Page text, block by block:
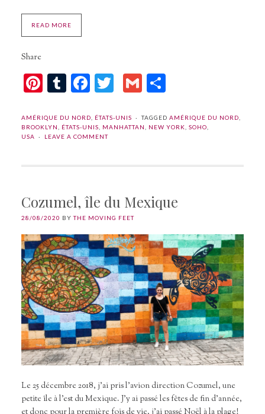
READ MORE
Share
Pinterest
Tumblr
Facebook
Twitter
GmailPartager
AMÉRIQUE DU NORD ÉTATS-UNIS TAGGED AMÉRIQUE DU NORD
BROOKLYN
ÉTATS-UNIS MANHATTAN NEW YORK SOHO
USA
LEAVE A COMMENT
Cozumel, île du Mexique
28/08/2020 BYTHE MOVING FEET
Le 25 décembre 2018, j’ai pris l’avion direction Cozumel, une
petite île à l’est du Mexique. J’y ai passé les fêtes de fin d’année,